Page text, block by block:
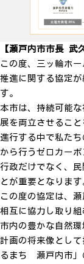
【瀬戸内市市長 武
この度、三ッ輪ホ
推進に関する協定
す。
本市は、持続可能
展を両立させるこ
進行する中で私た
から行うゼロカー
行政だけでなく、
とが重要となります
この度の協定は、
相互に協力し取り組
市内の豊かな自然
計画の将来像とし
るまち 瀬戸内市」